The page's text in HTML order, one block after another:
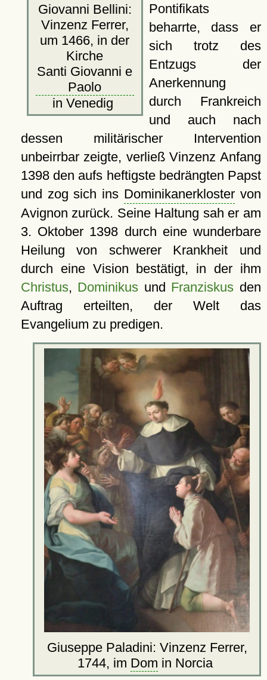
Giovanni Bellini:
Vinzenz Ferrer,
um 1466, in der
Kirche
Santi Giovanni e
Paolo
in Venedig
Pontifikats
beharrte, dass er
sich trotz des
Entzugs der
Anerkennung
durch Frankreich
und auch nach
dessen militärischer Intervention
unbeirrbar zeigte, verließ Vinzenz Anfang
1398 den aufs heftigste bedrängten Papst
und zog sich ins Dominikanerkloster von
Avignon zurück. Seine Haltung sah er am
3. Oktober 1398 durch eine wunderbare
Heilung von schwerer Krankheit und
durch eine Vision bestätigt, in der ihm
Christus, Dominikus und Franziskus den
Auftrag erteilten, der Welt das
Evangelium zu predigen.
Giuseppe Paladini: Vinzenz Ferrer,
1744, im Dom in Norcia